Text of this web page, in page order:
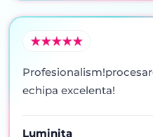
echipa excelenta!
Luminita